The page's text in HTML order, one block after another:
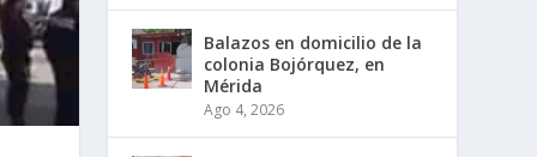
Balazos en domicilio de la
colonia Bojórquez, en
Mérida
Ago 4, 2026